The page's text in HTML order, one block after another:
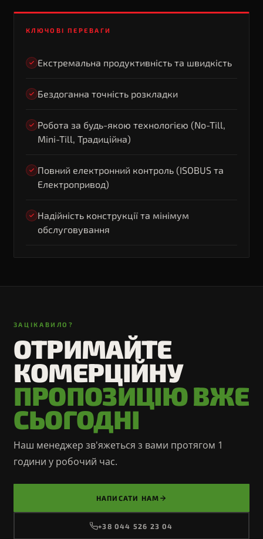
КЛЮЧОВІ ПЕРЕВАГИ
Екстремальна продуктивність та швидкість
Бездоганна точність розкладки
Робота за будь-якою технологією (No-Till,
Mini-Till, Традиційна)
Повний електронний контроль (ISOBUS та
Електропривод)
Надійність конструкції та мінімум
обслуговування
ЗАЦІКАВИЛО?
ОТРИМАЙТЕ
КОМЕРЦІЙНУ
ПРОПОЗИЦІЮ ВЖЕ
СЬОГОДНІ
Наш менеджер зв'яжеться з вами протягом 1
години у робочий час.
НАПИСАТИ НАМ
+38 044 526 23 04